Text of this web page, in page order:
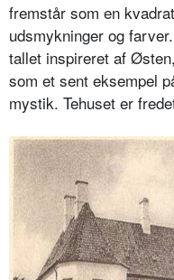
fremstår som en
udsmykninger og
tallet inspireret af
som et sent eksempel
mystik. Tehuset er